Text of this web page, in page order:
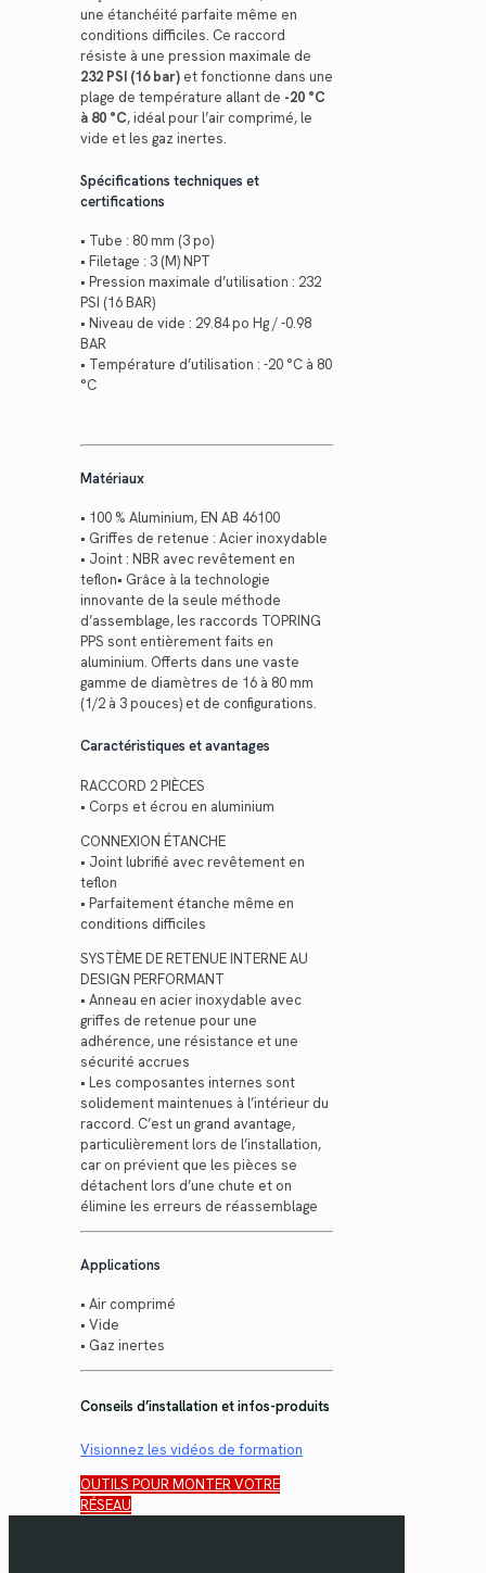
une étanchéité parfaite même en
conditions difficiles. Ce raccord
résiste à une pression maximale de
232 PSI (16 bar) et fonctionne dans une
plage de température allant de -20 °C
à 80 °C, idéal pour l’air comprimé, le
vide et les gaz inertes.
Spécifications techniques et
certifications
• Tube : 80 mm (3 po)
• Filetage : 3 (M) NPT
• Pression maximale d’utilisation : 232
PSI (16 BAR)
• Niveau de vide : 29.84 po Hg / -0.98
BAR
• Température d’utilisation : -20 °C à 80
°C
Matériaux
• 100 % Aluminium, EN AB 46100
• Griffes de retenue : Acier inoxydable
• Joint : NBR avec revêtement en
teflon• Grâce à la technologie
innovante de la seule méthode
d’assemblage, les raccords TOPRING
PPS sont entièrement faits en
aluminium. Offerts dans une vaste
gamme de diamètres de 16 à 80 mm
(1/2 à 3 pouces) et de configurations.
Caractéristiques et avantages
RACCORD 2 PIÈCES
• Corps et écrou en aluminium
CONNEXION ÉTANCHE
• Joint lubrifié avec revêtement en
teflon
• Parfaitement étanche même en
conditions difficiles
SYSTÈME DE RETENUE INTERNE AU
DESIGN PERFORMANT
• Anneau en acier inoxydable avec
griffes de retenue pour une
adhérence, une résistance et une
sécurité accrues
• Les composantes internes sont
solidement maintenues à l’intérieur du
raccord. C’est un grand avantage,
particulièrement lors de l’installation,
car on prévient que les pièces se
détachent lors d’une chute et on
élimine les erreurs de réassemblage
Applications
• Air comprimé
• Vide
• Gaz inertes
Conseils d’installation et infos-produits
Visionnez les vidéos de formation
OUTILS POUR MONTER VOTRE
RÉSEAU